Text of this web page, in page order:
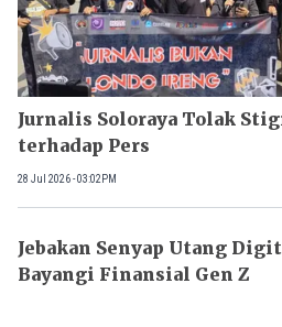
Jurnalis Soloraya Tolak
terhadap Pers
28 Jul 2026 - 03:02PM
Jebakan Senyap Utang
Bayangi Finansial Gen Z